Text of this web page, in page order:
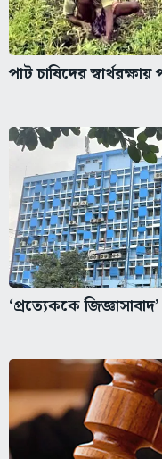
পাট চাষিদের
‘প্রত্যেককে জিজ্ঞাসাবাদ’